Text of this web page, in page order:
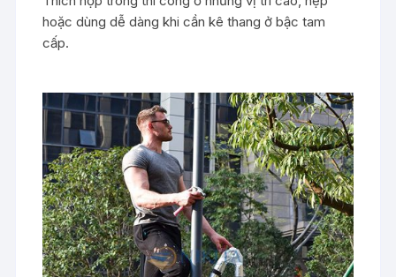
hoặc dùng dễ dàng khi cần kê thang ở bậc tam
cấp.